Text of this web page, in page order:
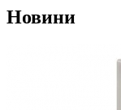
Новини